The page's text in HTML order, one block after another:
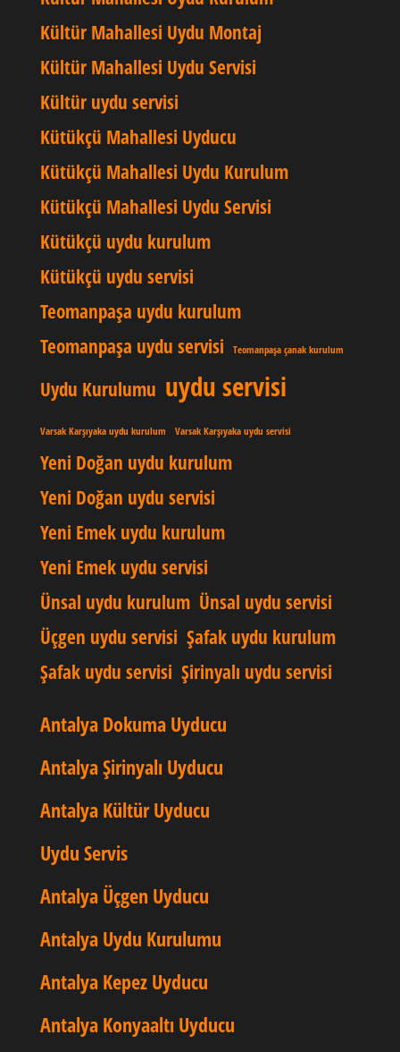
Kültür Mahallesi Uydu Montaj
Kültür Mahallesi Uydu Servisi
Kültür uydu servisi
Kütükçü Mahallesi Uyducu
Kütükçü Mahallesi Uydu Kurulum
Kütükçü Mahallesi Uydu Servisi
Kütükçü uydu kurulum
Kütükçü uydu servisi
Teomanpaşa uydu kurulum
Teomanpaşa uydu servisi
Teomanpaşa çanak kurulum
Uydu Kurulumu uydu servisi
Varsak Karşıyaka uydu kurulum Varsak Karşıyaka uydu servisi
Yeni Doğan uydu kurulum
Yeni Doğan uydu servisi
Yeni Emek uydu kurulum
Yeni Emek uydu servisi
Ünsal uydu kurulum Ünsal uydu servisi
Üçgen uydu servisi Şafak uydu kurulum
Şafak uydu servisi Şirinyalı uydu servisi
Antalya Dokuma Uyducu
Antalya Şirinyalı Uyducu
Antalya Kültür Uyducu
Uydu Servis
Antalya Üçgen Uyducu
Antalya Uydu Kurulumu
Antalya Kepez Uyducu
Antalya Konyaaltı Uyducu